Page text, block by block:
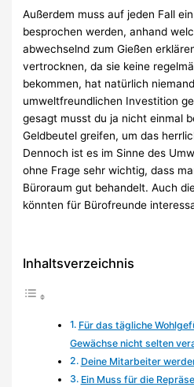
Außerdem muss auf jeden Fall
besprochen werden, anhand
abwechselnd zum Gießen
vertrocknen, da sie keine
bekommen, hat natürlich
umweltfreundlichen Investition
gesagt musst du ja nicht einmal
Geldbeutel greifen, um das
Dennoch ist es im Sinne des
ohne Frage sehr wichtig, dass
Büroraum gut behandelt. Auch
könnten für Bürofreunde
Inhaltsverzeichnis
Für das tägliche
Gewächse nicht selten
Deine Mitarbeiter
Ein Muss für die